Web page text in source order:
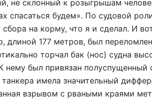
не склонный к розыгрышам
спасаться будем». По судовой
сбора на корму, что я и сделал. И
длиной 177 метров, был
торчал бак (нос) судна
нему был привязан
имела значительный
взрывом с рваными краями